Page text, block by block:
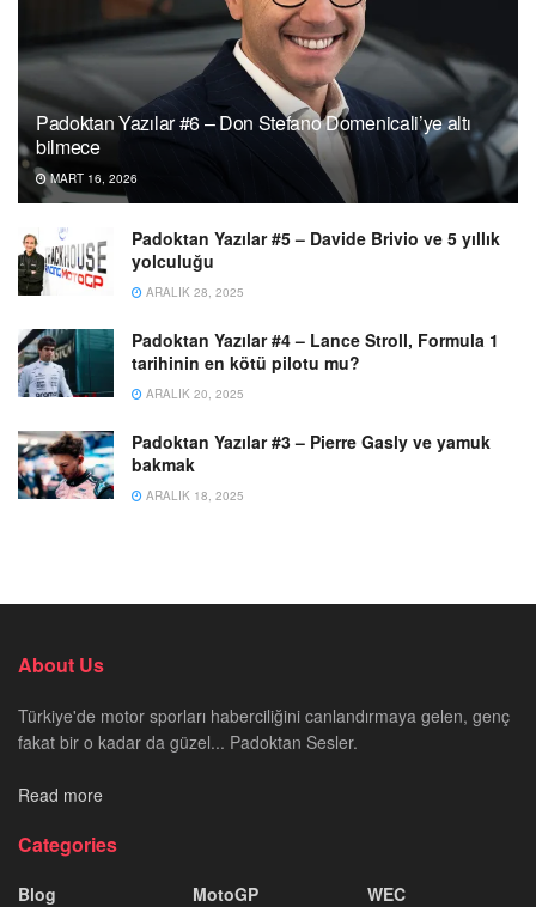
Padoktan Yazılar #6 – Don Stefano Domenicali’ye altı
bilmece
MART 16, 2026
Padoktan Yazılar #5 – Davide Brivio ve 5 yıllık
yolculuğu
ARALIK 28, 2025
Padoktan Yazılar #4 – Lance Stroll, Formula 1
tarihinin en kötü pilotu mu?
ARALIK 20, 2025
Padoktan Yazılar #3 – Pierre Gasly ve yamuk
bakmak
ARALIK 18, 2025
About Us
Türkiye'de motor sporları haberciliğini canlandırmaya gelen, genç
fakat bir o kadar da güzel... Padoktan Sesler.
Read more
Categories
Blog MotoGP WEC